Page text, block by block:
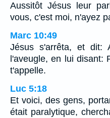
Aussitôt Jésus leur
vous, c'est moi, n'ayez
Marc 10:49
Jésus s'arrêta, et dit:
l'aveugle, en lui disant:
t'appelle.
Luc 5:18
Et voici, des gens,
était paralytique,